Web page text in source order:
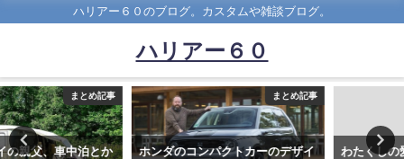
ハリアー６０のブログ。カスタムや雑談ブログ。
ハリアー６０
まとめ記事
ホンダのコンパクトカーのデザイ
わたくしの愛車 車重2トン超え